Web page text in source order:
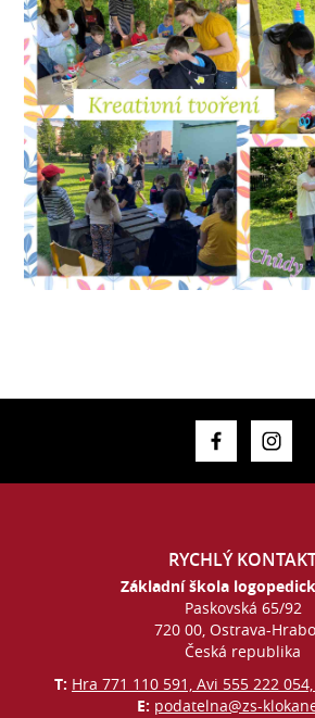
RYCHLÝ
Základní škola
Paskovská 65/92
720 00, Ostrava-
Česká republika
T: Hra 771 110 591, Avi 555 222
E: podatelna@zs-